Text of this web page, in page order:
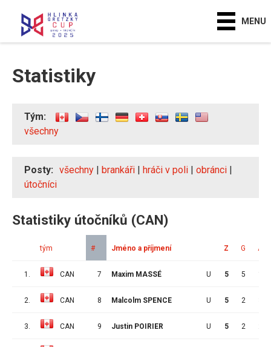
MENU
Statistiky
Tým:
všechny
Posty: všechny | brankáři | hráči v poli | obránci |
útočníci
Statistiky útočníků (CAN)
tým # Jméno a příjmení Z G A
1. CAN 7 Maxim MASSÉ U 5 5
2. CAN 8 Malcolm SPENCE U 5 2
3. CAN 9 Justin POIRIER U 5 2 2